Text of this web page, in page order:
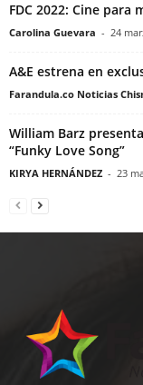
FDC 2022: Cine
Carolina Guevara - 24
A&E estrena en
Farandula.co Noticias
William Barz
“Funky Love Song”
KIRYA HERNÁNDEZ - 23